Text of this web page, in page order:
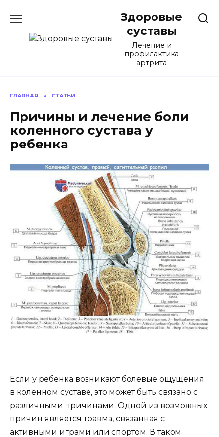
Здоровые
суставы
Лечение и
профилактика
артрита
ГЛАВНАЯ » СТАТЬИ
Причины и лечение боли
коленного сустава у
ребенка
Если у ребенка возникают болевые ощущения
в коленном суставе, это может быть связано с
различными причинами. Одной из возможных
причин является травма, связанная с
активными играми или спортом. В таком